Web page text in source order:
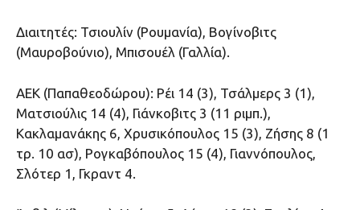
Διαιτητές: Τσιουλίν (Ρουμανία), Βογίνοβιτς
(Μαυροβούνιο), Μπισουέλ (Γαλλία).
ΑΕΚ (Παπαθεοδώρου): Ρέι 14 (3), Τσάλμερς 3 (1),
Ματσιούλις 14 (4), Γιάνκοβιτς 3 (11 ριμπ.),
Κακλαμανάκης 6, Χρυσικόπουλος 15 (3), Ζήσης 8 (1
τρ. 10 ασ), Ρογκαβόπουλος 15 (4), Γιαννόπουλος,
Σλότερ 1, Γκραντ 4.